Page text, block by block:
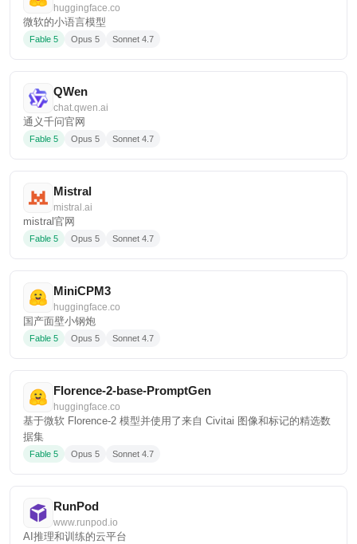
huggingface.co
微软的小语言模型
Fable 5 Opus 5 Sonnet 4.7
QWen
chat.qwen.ai
通义千问官网
Fable 5 Opus 5 Sonnet 4.7
Mistral
mistral.ai
mistral官网
Fable 5 Opus 5 Sonnet 4.7
MiniCPM3
huggingface.co
国产面壁小钢炮
Fable 5 Opus 5 Sonnet 4.7
Florence-2-base-PromptGen
huggingface.co
基于微软 Florence-2 模型并使用了来自 Civitai 图像和标记的精选数
据集
Fable 5 Opus 5 Sonnet 4.7
RunPod
www.runpod.io
AI推理和训练的云平台